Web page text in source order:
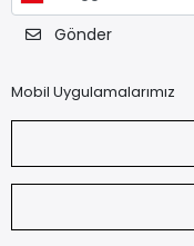
Gönder
Mobil Uygulamalarımız